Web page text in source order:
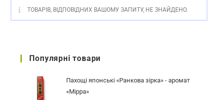
ТОВАРІВ, ВІДПОВІДНИХ ВАШОМУ ЗАПИТУ, НЕ ЗНАЙДЕНО.
Популярні товари
Пахощі японські «Ранкова зірка» - аромат
«Мірра»